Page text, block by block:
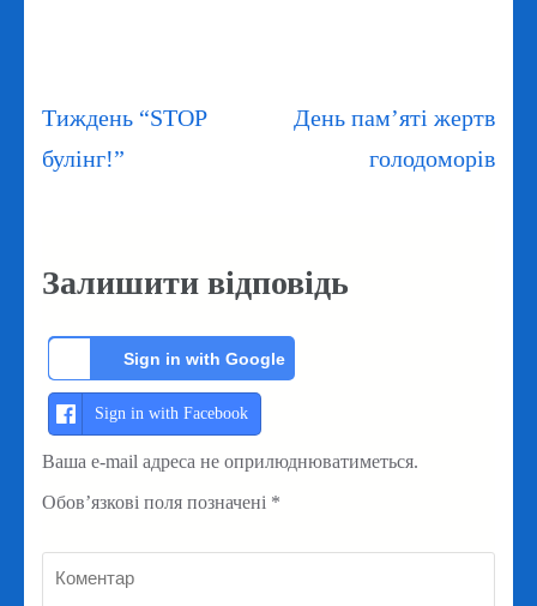
Навігація
записів
Тиждень “STOP
булінг!”
День пам’яті жертв
голодоморів
Залишити відповідь
Sign in with Google
Sign in with Facebook
Ваша e-mail адреса не оприлюднюватиметься.
Обов’язкові поля позначені *
Коментар